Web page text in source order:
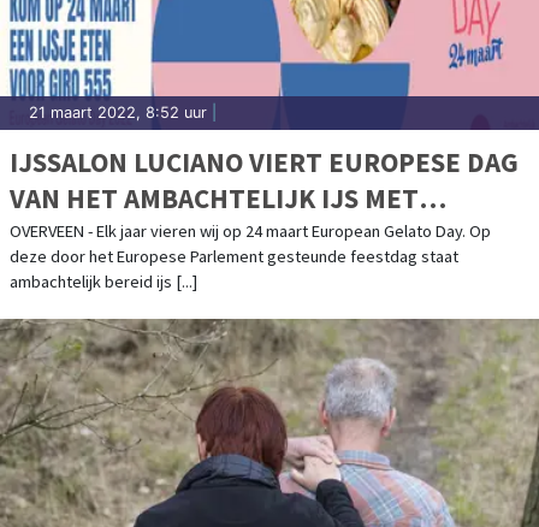
21 maart 2022, 8:52 uur
IJSSALON LUCIANO VIERT EUROPESE DAG
VAN HET AMBACHTELIJK IJS MET
OEKRAÏENS IJSJE VOOR GIRO 555
OVERVEEN - Elk jaar vieren wij op 24 maart European Gelato Day. Op
deze door het Europese Parlement gesteunde feestdag staat
ambachtelijk bereid ijs [...]